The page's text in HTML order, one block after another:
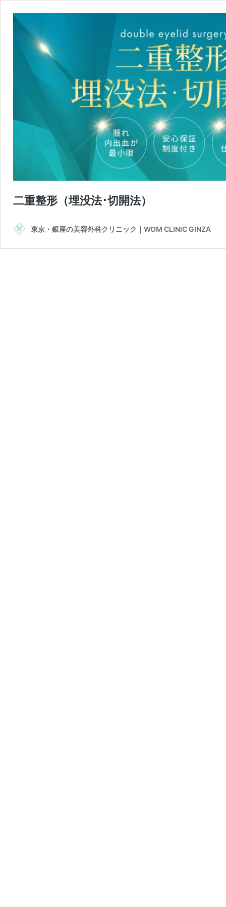
二重整形（埋没法･切開法）
東京・銀座の美容外科クリニック｜WOM CLINIC GINZA